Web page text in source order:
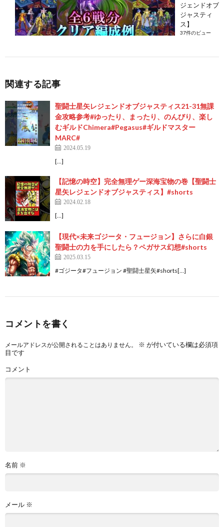
ジェンドオブ
ジャスティ
ス】
37件のビュー
関連する記事
聖闘士星矢レジェンドオブジャスティス21-31無課
金攻略参考#ゆったり、まったり、のんびり、楽し
むギルドChimera#Pegasus#ギルドマスター
MARC#
2024.05.19
[…]
【記憶の時空】完全無理ゲー深海宝物の巻【聖闘士
星矢レジェンドオブジャスティス】#shorts
2024.02.18
[…]
【現代×未来ゴジータ・フュージョン】さらに白銀
聖闘士の力を手にしたら？ペガサス幻想#shorts
2025.03.15
#ゴジータ#フュージョン #聖闘士星矢#shorts[…]
コメントを書く
メールアドレスが公開されることはありません。 ※ が付いている欄は必須項
目です
コメント
名前 ※
メール ※